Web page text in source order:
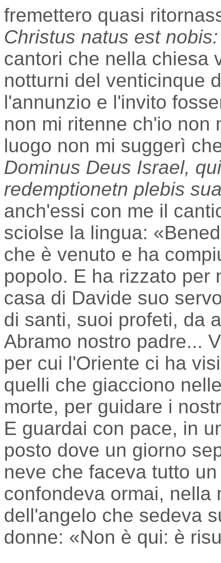
fremettero quasi
Christus natus est
cantori che nella chiesa
notturni del venticinque
l'annunzio e l'invito
non mi ritenne ch'io non
luogo non mi suggerì
Dominus Deus Israel,
redemptionetn plebis
anch'essi con me il
sciolse la lingua:
che è venuto e ha
popolo. E ha rizzato per
casa di Davide suo
di santi, suoi profeti, da
Abramo nostro padre...
per cui l'Oriente ci ha
quelli che giacciono
morte, per guidare i
E guardai con pace, in
posto dove un giorno
neve che faceva tutto
confondeva ormai, nella
dell'angelo che sedeva
donne: «Non è qui: è